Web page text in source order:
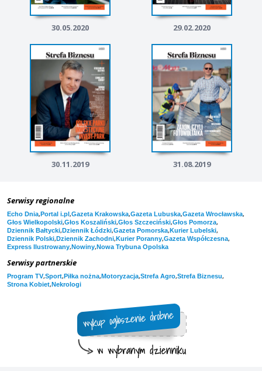
30.05.2020 29.02.2020
30.11.2019 31.08.2019
Serwisy regionalne
Echo Dnia,Portal i.pl,Gazeta Krakowska,Gazeta Lubuska,Gazeta Wrocławska,
Głos Wielkopolski,Głos Koszaliński,Głos Szczeciński,Głos Pomorza,
Dziennik Bałtycki,Dziennik Łódzki,Gazeta Pomorska,Kurier Lubelski,
Dziennik Polski,Dziennik Zachodni,Kurier Poranny,Gazeta Współczesna,
Express Ilustrowany,Nowiny,Nowa Trybuna Opolska
Serwisy partnerskie
Program TV,Sport,Piłka nożna,Motoryzacja,Strefa Agro,Strefa Biznesu,
Strona Kobiet,Nekrologi